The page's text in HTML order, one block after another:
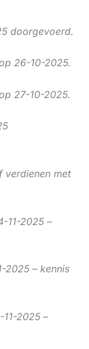
doorgevoerd.
26-10-2025.
27-10-2025.
verdienen met
11-2025 –
2025 – kennis
2025 –